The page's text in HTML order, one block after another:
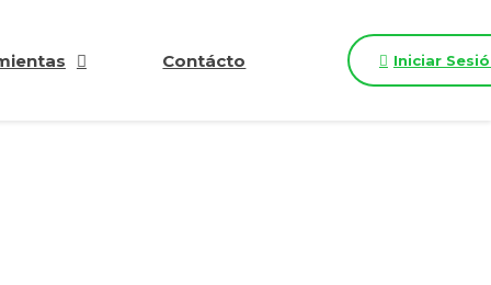
Contácto Iniciar